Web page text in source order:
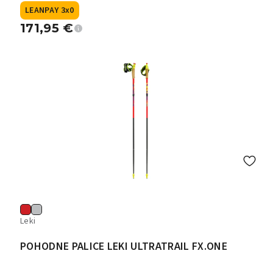
LEANPAY 3x0
171,95 €
Leki
POHODNE PALICE LEKI ULTRATRAIL FX.ONE